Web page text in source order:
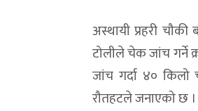
अस्थायी प्रहरी चौकी
टोलीले चेक जांच गर्ने
जांच गर्दा ४० किलो
रौतहटले जनाएको छ ।